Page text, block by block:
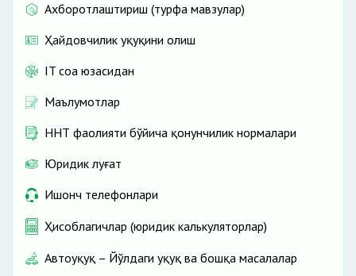
Ахборотлаштириш (турфа мавзулар)
Ҳайдовчилик ҳуқуқини олиш
IT соҳа юзасидан
Маълумотлар
ННТ фаолияти бўйича қонунчилик нормалари
Юридик луғат
Ишонч телефонлари
Ҳисоблагичлар (юридик калькуляторлар)
Автоҳуқуқ – Йўлдаги ҳуқуқ ва бошқа масалалар